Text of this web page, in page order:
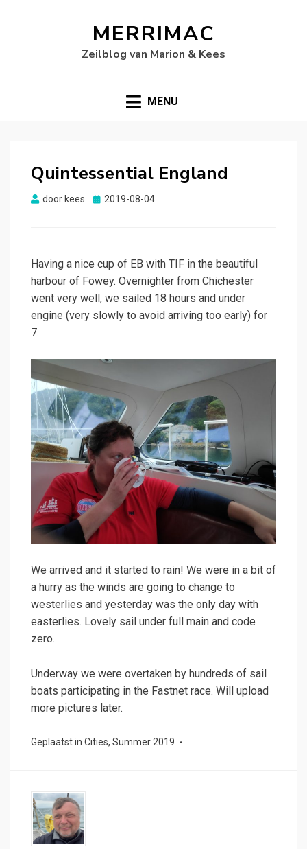
MERRIMAC
Zeilblog van Marion & Kees
MENU
Quintessential England
door kees
Gepubliceerd
2019-08-04
Having a nice cup of EB with TIF in the beautiful
harbour of Fowey. Overnighter from Chichester
went very well, we sailed 18 hours and under
engine (very slowly to avoid arriving too early) for
7.
We arrived and it started to rain! We were in a bit of
a hurry as the winds are going to change to
westerlies and yesterday was the only day with
easterlies. Lovely sail under full main and code
zero.
Underway we were overtaken by hundreds of sail
boats participating in the Fastnet race. Will upload
more pictures later.
Geplaatst in Cities, Summer 2019